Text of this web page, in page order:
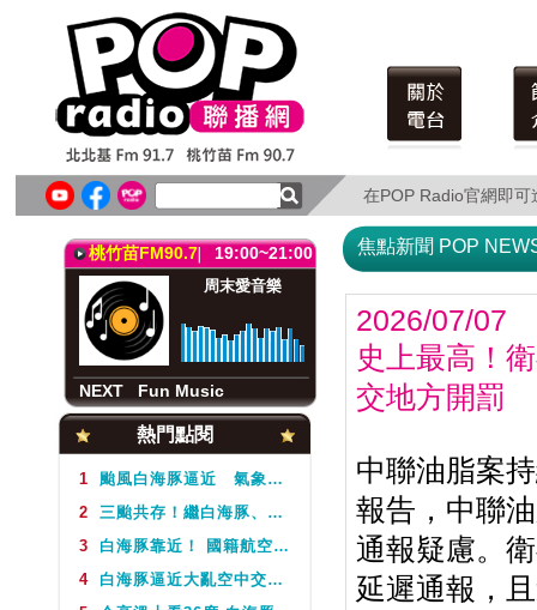
在POP Radio官網即
在POP Radio官網即
北北基FM91.718:00~21:00
音樂 Buffet(日)
阿讓
NEXTFun Music
桃竹苗FM90.719:00~21:00
周末愛音樂
NEXT
Fun Music
北北基FM91.718:00~21:00
音樂 Buffet(日)
阿讓
熱門點閱
1
颱風白海豚逼近 氣象署不排除周5下半天發布海警
2
三颱共存！繼白海豚、鯨魚後昌鴻颱風生成 氣象署揭對台影響
3
白海豚靠近！ 國籍航空往返日本航班異動一次看
4
白海豚逼近大亂空中交通 今、明2天航班異動
焦點新聞 POP
2026/07/07
史上最高！
交地方開罰
中聯油脂案
報告，中聯
通報疑慮。
延遲通報，